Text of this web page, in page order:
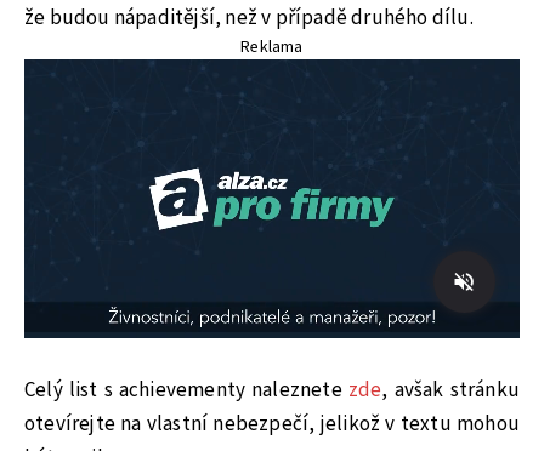
že budou nápaditější, než v případě druhého dílu.
Reklama
Celý list s achievementy naleznete zde, avšak stránku
otevírejte na vlastní nebezpečí, jelikož v textu mohou